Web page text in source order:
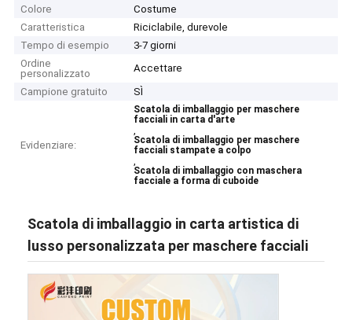
Colore
Costume
Caratteristica
Riciclabile, durevole
Tempo di esempio
3-7 giorni
Ordine
personalizzato
Accettare
Campione gratuito
SÌ
Evidenziare:
Scatola di imballaggio per maschere
facciali in carta d'arte
,
Scatola di imballaggio per maschere
facciali stampate a colpo
,
Scatola di imballaggio con maschera
facciale a forma di cuboide
Scatola di imballaggio in carta artistica di
lusso personalizzata per maschere facciali